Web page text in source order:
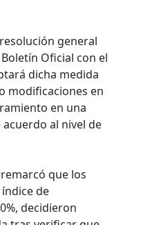
general
Oficial con el
dicha medida
modificaciones en
en una
al nivel de
que los
de
decidieron